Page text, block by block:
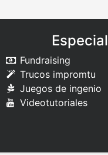
Especial
Fundraising
Trucos impromtu
Juegos de ingenio
Videotutoriales